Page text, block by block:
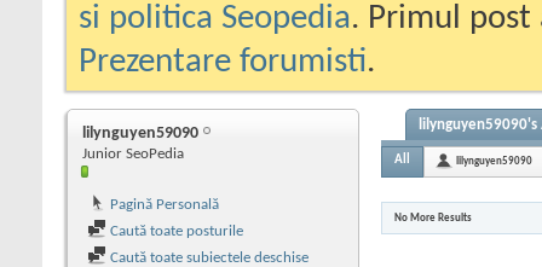
si politica Seopedia. Primul
Prezentare forumisti.
lilynguyen59090
Junior SeoPedia
Pagină Personală
Caută toate posturile
Caută toate subiectele deschise
All lilynguyen59090
No More Results